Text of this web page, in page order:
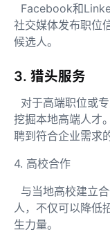
Facebook和
社交媒体发布职位
候选人。
3. 猎头服务
对于高端职位或
挖掘本地高端人才
聘到符合企业需求
4. 高校合作
与当地高校建立
人，不仅可以降低
生力量。